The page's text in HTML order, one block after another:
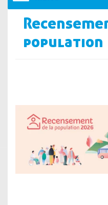
population